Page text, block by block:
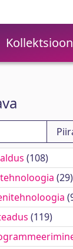
(108)
(29)
(119)